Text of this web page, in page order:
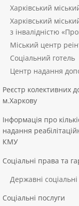
Харківський
Харківський
з інвалідністю
Міський центр
Соціальний готель
Центр надання
Реєстр колективних
м.Харкову
Інформація про
надання
КМУ
Соціальні права та
Державні
Соціальні послуги